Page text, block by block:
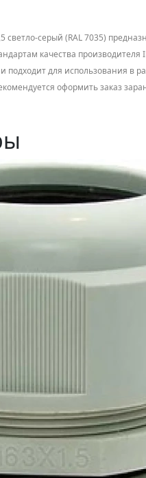
светло-серый (RAL 7035)
качества
подходит для использования в
оформить заказ